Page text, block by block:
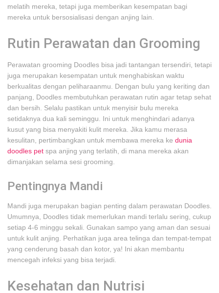
melatih mereka, tetapi juga memberikan kesempatan bagi
mereka untuk bersosialisasi dengan anjing lain.
Rutin Perawatan dan Grooming
Perawatan grooming Doodles bisa jadi tantangan tersendiri, tetapi
juga merupakan kesempatan untuk menghabiskan waktu
berkualitas dengan peliharaanmu. Dengan bulu yang keriting dan
panjang, Doodles membutuhkan perawatan rutin agar tetap sehat
dan bersih. Selalu pastikan untuk menyisir bulu mereka
setidaknya dua kali seminggu. Ini untuk menghindari adanya
kusut yang bisa menyakiti kulit mereka. Jika kamu merasa
kesulitan, pertimbangkan untuk membawa mereka ke dunia
doodles pet spa anjing yang terlatih, di mana mereka akan
dimanjakan selama sesi grooming.
Pentingnya Mandi
Mandi juga merupakan bagian penting dalam perawatan Doodles.
Umumnya, Doodles tidak memerlukan mandi terlalu sering, cukup
setiap 4-6 minggu sekali. Gunakan sampo yang aman dan sesuai
untuk kulit anjing. Perhatikan juga area telinga dan tempat-tempat
yang cenderung basah dan kotor, ya! Ini akan membantu
mencegah infeksi yang bisa terjadi.
Kesehatan dan Nutrisi